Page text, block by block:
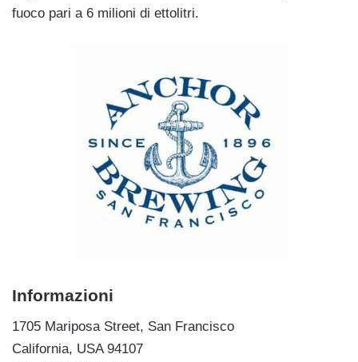
fuoco pari a 6 milioni di ettolitri.
Informazioni
1705 Mariposa Street, San Francisco
California, USA 94107